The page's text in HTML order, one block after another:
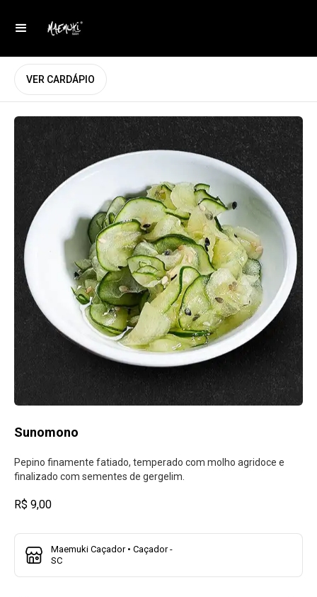
VER CARDÁPIO
Sunomono
Pepino finamente fatiado, temperado com molho agridoce e
finalizado com sementes de gergelim.
R$ 9,00
Maemuki Caçador • Caçador -
SC